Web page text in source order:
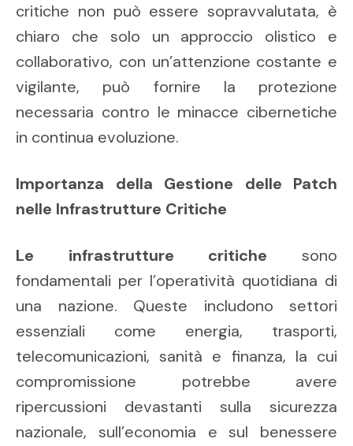
critiche non può essere sopravvalutata, è
chiaro che solo un approccio olistico e
collaborativo, con un’attenzione costante e
vigilante, può fornire la protezione
necessaria contro le minacce cibernetiche
in continua evoluzione.
Importanza della Gestione delle Patch
nelle Infrastrutture Critiche
Le infrastrutture critiche sono
fondamentali per l’operatività quotidiana di
una nazione. Queste includono settori
essenziali come energia, trasporti,
telecomunicazioni, sanità e finanza, la cui
compromissione potrebbe avere
ripercussioni devastanti sulla sicurezza
nazionale, sull’economia e sul benessere